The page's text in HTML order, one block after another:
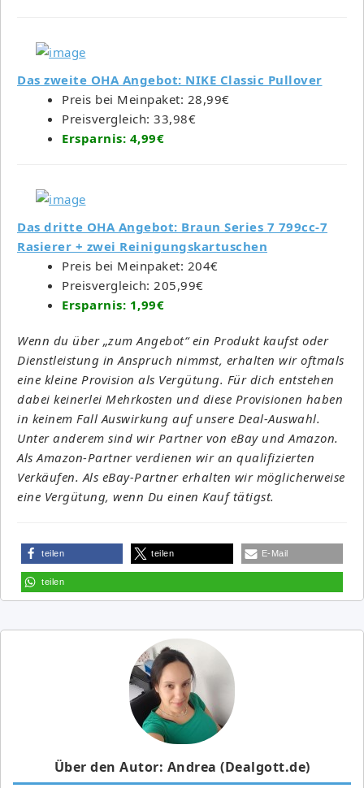
Das zweite OHA Angebot: NIKE Classic Pullover
Preis bei Meinpaket: 28,99€
Preisvergleich: 33,98€
Ersparnis: 4,99€
Das dritte OHA Angebot: Braun Series 7 799cc-7
Rasierer + zwei Reinigungskartuschen
Preis bei Meinpaket: 204€
Preisvergleich: 205,99€
Ersparnis: 1,99€
Wenn du über „zum Angebot“ ein Produkt kaufst oder
Dienstleistung in Anspruch nimmst, erhalten wir oftmals
eine kleine Provision als Vergütung. Für dich entstehen
dabei keinerlei Mehrkosten und diese Provisionen haben
in keinem Fall Auswirkung auf unsere Deal-Auswahl.
Unter anderem sind wir Partner von eBay und Amazon.
Als Amazon-Partner verdienen wir an qualifizierten
Verkäufen. Als eBay-Partner erhalten wir möglicherweise
eine Vergütung, wenn Du einen Kauf tätigst.
teilen teilen E-Mail
teilen
Über den Autor: Andrea (Dealgott.de)